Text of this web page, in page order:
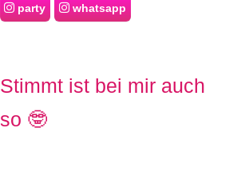
party whatsapp
Stimmt ist bei mir auch
so 🤓